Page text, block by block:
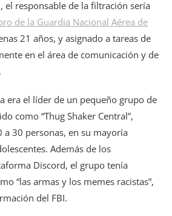
el responsable de la filtración sería
de la Guardia Nacional Aérea de
21 años, y asignado a tareas de
en el área de comunicación y de
era el líder de un pequeño grupo de
como “Thug Shaker Central”,
30 personas, en su mayoría
Además de los
Discord, el grupo tenía
“las armas y los memes racistas”,
del FBI.